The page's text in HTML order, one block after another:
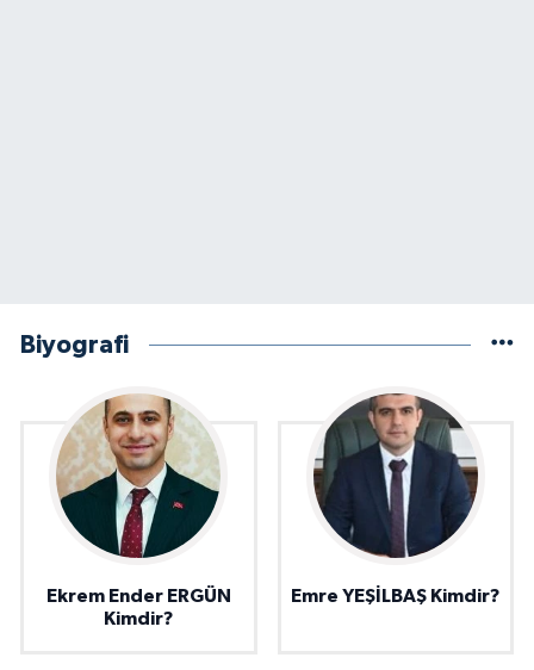
Biyografi
Ekrem Ender ERGÜN
Kimdir?
Emre YEŞİLBAŞ Kimdir?